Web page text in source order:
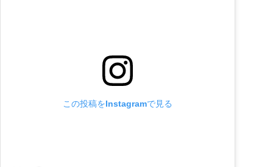
この投稿をInstagramで見る